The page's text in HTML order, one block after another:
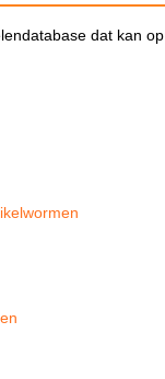
dat kan op